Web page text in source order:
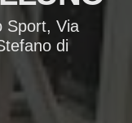
Sport, Via
di